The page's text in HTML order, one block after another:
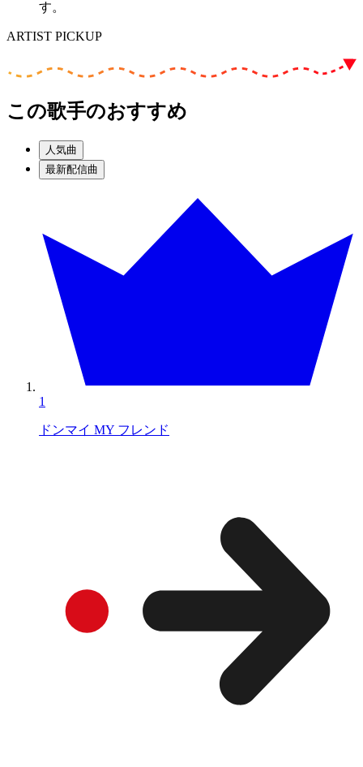
す。
ARTIST PICKUP
この歌手のおすすめ
人気曲
最新配信曲
1
ドンマイ MY フレンド